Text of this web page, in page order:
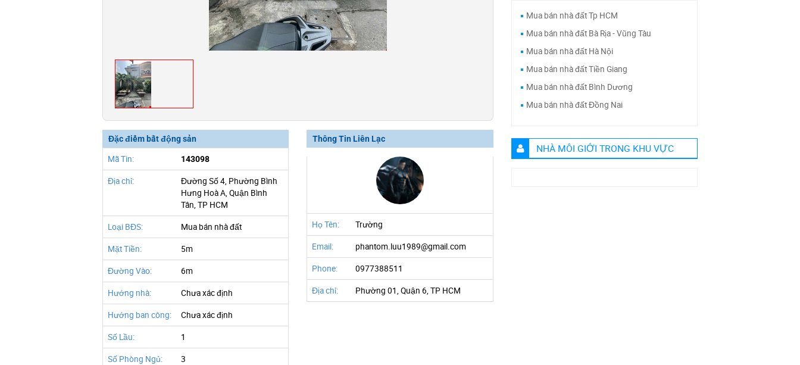
Đặc điểm bất động sản
Mã Tin: 143098
Địa chỉ:
Đường Số 4, Phường Bình
Hưng Hoà A, Quận Bình
Tân, TP HCM
Loại BĐS: Mua bán nhà đất
Mặt Tiền: 5m
Đường Vào: 6m
Hướng nhà: Chưa xác định
Hướng ban công: Chưa xác định
Số Lầu: 1
Số Phòng Ngủ: 3
Thông Tin Liên Lạc
Họ Tên: Trường
Email: phantom.luu1989@gmail.com
Phone: 0977388511
Địa chỉ: Phường 01, Quận 6, TP HCM
Mua bán nhà đất Tp HCM
Mua bán nhà đất Bà Rịa - Vũng Tàu
Mua bán nhà đất Hà Nội
Mua bán nhà đất Tiền Giang
Mua bán nhà đất Bình Dương
Mua bán nhà đất Đồng Nai
NHÀ MÔI GIỚI TRONG KHU VỰC